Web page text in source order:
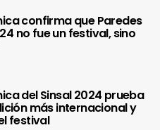
confirma que Paredes
no fue un festival, sino
del Sinsal 2024 prueba
más internacional y
festival